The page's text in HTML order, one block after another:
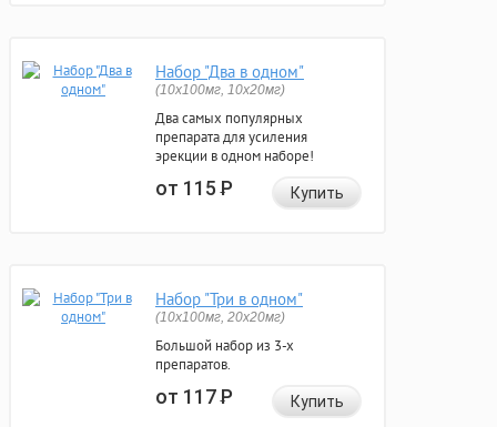
Набор "Два в одном"
(10x100мг, 10x20мг)
Два самых популярных
препарата для усиления
эрекции в одном наборе!
от 115Р Купить
Набор "Три в одном"
(10x100мг, 20x20мг)
Большой набор из 3-х
препаратов.
от 117Р Купить